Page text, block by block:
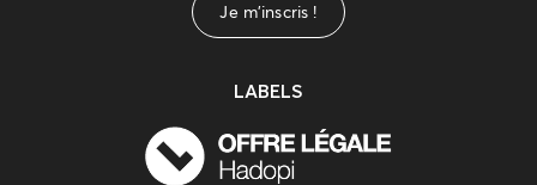
Je m'inscris !
LABELS